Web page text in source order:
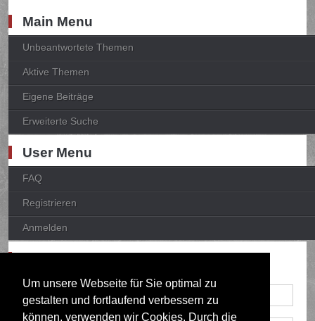
Um unsere Webseite für Sie optimal zu
gestalten und fortlaufend verbessern zu
können, verwenden wir Cookies. Durch die
Main Menu
Unbeantwortete Themen
Aktive Themen
Eigene Beiträge
Erweiterte Suche
User Menu
FAQ
Registrieren
Anmelden